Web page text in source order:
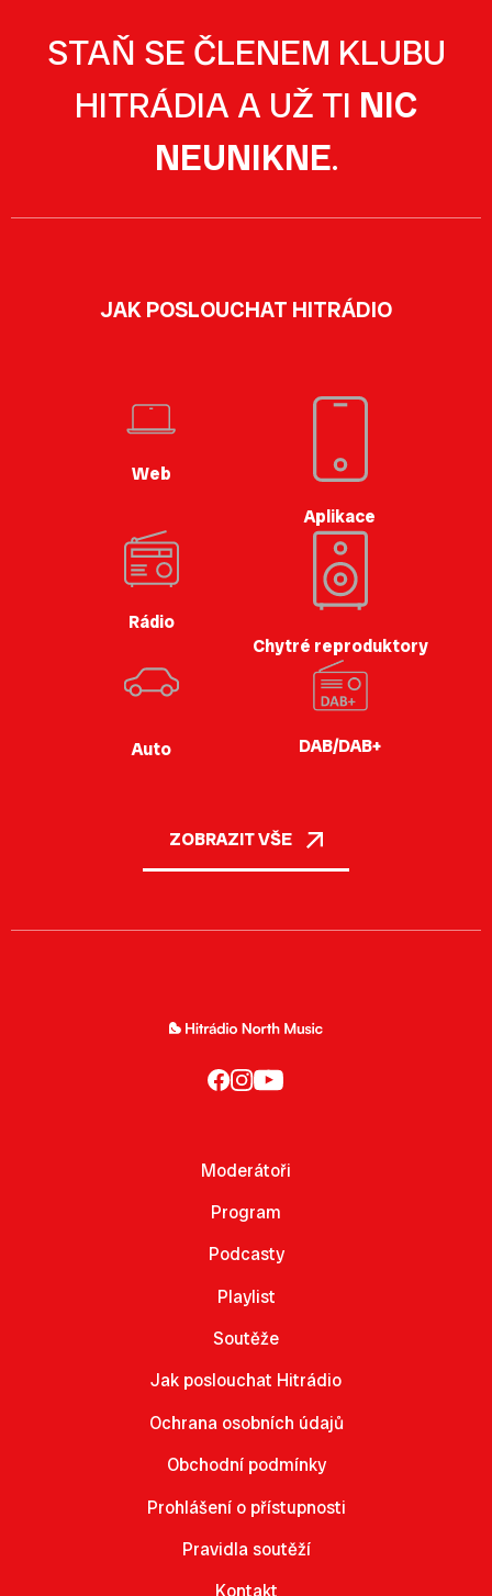
STAŇ SE ČLENEM KLUBU
HITRÁDIA A UŽ TI NIC
NEUNIKNE.
JAK POSLOUCHAT HITRÁDIO
Web
Aplikace
Rádio
Chytré reproduktory
Auto DAB/DAB+
ZOBRAZIT VŠE
Moderátoři
Program
Podcasty
Playlist
Soutěže
Jak poslouchat Hitrádio
Ochrana osobních údajů
Obchodní podmínky
Prohlášení o přístupnosti
Pravidla soutěží
Kontakt